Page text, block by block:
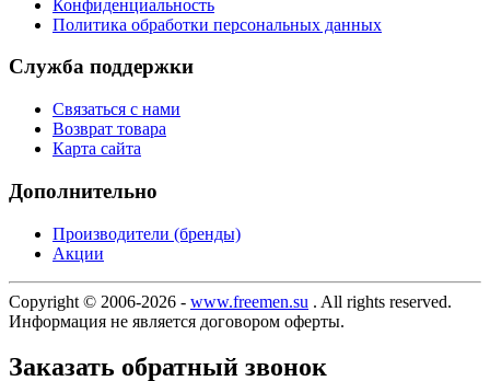
Конфиденциальность
Политика обработки персональных данных
Служба поддержки
Связаться с нами
Возврат товара
Карта сайта
Дополнительно
Производители (бренды)
Акции
Copyright © 2006-2026 - www.freemen.su . All rights reserved.
Информация не является договором оферты.
Заказать обратный звонок